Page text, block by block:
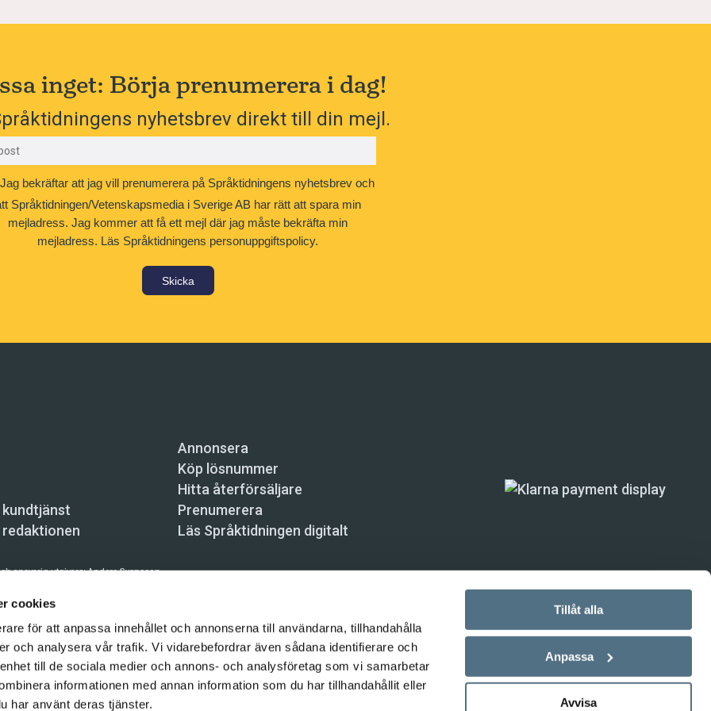
cookies
för att anpassa innehållet och annonserna till användarna, tillhandahålla
och analysera vår trafik. Vi vidarebefordrar även sådana identifierare och
till de sociala medier och annons- och analysföretag som vi samarbetar
informationen med annan information som du har tillhandahållit eller
har använt deras tjänster.
Tillåt alla
Anpassa
Avvisa
inget: Börja prenumerera i dag!
nyhetsbrev direkt till din mejl.
Jag bekräftar att jag vill prenumerera på Språktidningens nyhetsbrev och
Språktidningen/Vetenskapsmedia i Sverige AB har rätt att spara min
mejladress. Jag kommer att få ett mejl där jag måste bekräfta min
mejladress. Läs Språktidningens personuppgiftspolicy.
Skicka
Annonsera
Köp lösnummer
Hitta återförsäljare
Prenumerera
Läs Språktidningen digitalt
ansvarig utgivare:Anders Svensson
Skeppsbron 34, 111 30 Stockholm,
prenumeration: 08-121 062 34 (vardagar 8–17),kundtjanst@spraktidningen.se
automatiska tjänster och maskinläsbara metoder (robotar, spiders, indexering och liknande) är inte
på denna webbplats är upphovsrättsligt skyddat.